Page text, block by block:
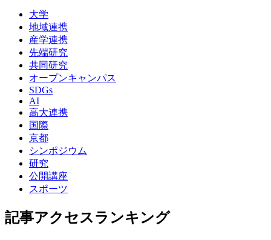
大学
地域連携
産学連携
先端研究
共同研究
オープンキャンパス
SDGs
AI
高大連携
国際
京都
シンポジウム
研究
公開講座
スポーツ
記事アクセスランキング